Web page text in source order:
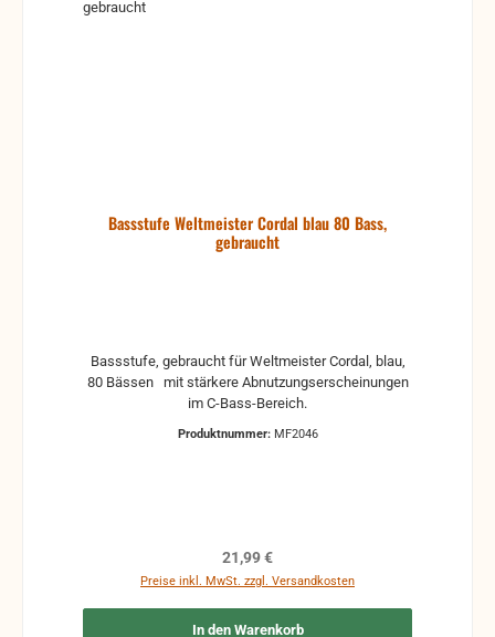
Bassstufe Weltmeister Cordal blau 80 Bass,
gebraucht
Bassstufe, gebraucht für Weltmeister Cordal, blau,
80 Bässen mit stärkere Abnutzungserscheinungen
im C-Bass-Bereich.
Produktnummer: MF2046
Regulärer Preis:
21,99 €
Preise inkl. MwSt. zzgl. Versandkosten
In den Warenkorb